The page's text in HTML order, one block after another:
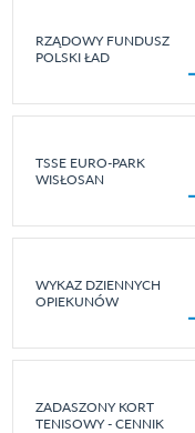
RZĄDOWY FUNDUSZ
POLSKI ŁAD
TSSE EURO-PARK
WISŁOSAN
WYKAZ DZIENNYCH
OPIEKUNÓW
ZADASZONY KORT
TENISOWY - CENNIK